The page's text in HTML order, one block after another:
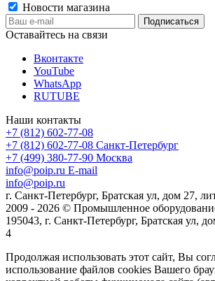
Новости магазина
Оставайтесь на связи
Вконтакте
YouTube
WhatsApp
RUTUBE
Наши контакты
+7 (812) 602-77-08
+7 (812) 602-77-08 Санкт-Петербург
+7 (499) 380-77-90 Москва
info@poip.ru E-mail
info@poip.ru
г. Санкт-Петербург, Братская ул, дом 27,
2009 - 2026 © Промышленное
195043, г. Санкт-Петербург, Братская ул,
4
Продолжая использовать этот сайт, Вы
использование файлов cookies Вашего